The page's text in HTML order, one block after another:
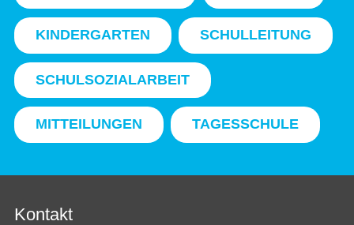
KINDERGARTEN SCHULLEITUNG
SCHULSOZIALARBEIT
MITTEILUNGEN TAGESSCHULE
Kontakt